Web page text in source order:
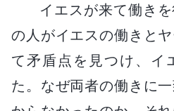
イエスが来て働き
の人がイエスの働きと
て矛盾点を見つけ、イ
た。なぜ両者の働きに